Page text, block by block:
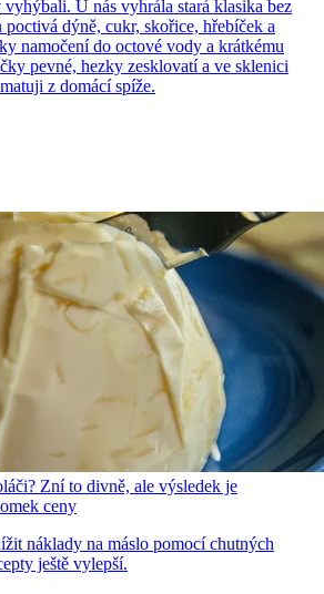
U nás vyhrála stará klasika bez
poctivá dýně, cukr, skořice, hřebíček a
namočení do octové vody a krátkému
pevné, hezky zesklovatí a ve sklenici
z domácí spíže.
Zní to divně, ale výsledek je
ceny
náklady na máslo pomocí chutných
ještě vylepší.